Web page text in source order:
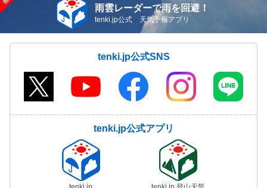
雨雲レーダーで雨を回避！
tenki.jp公式 天気予報アプリ
tenki.jp公式SNS
tenki.jp公式アプリ